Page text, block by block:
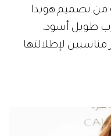
من تصميم هويدا
طويل أسود،
لإطلالتها